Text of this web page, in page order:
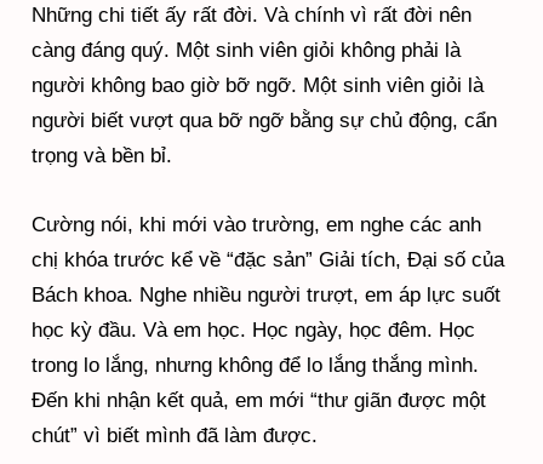
Những chi tiết ấy rất đời. Và chính vì rất đời nên
càng đáng quý. Một sinh viên giỏi không phải là
người không bao giờ bỡ ngỡ. Một sinh viên giỏi là
người biết vượt qua bỡ ngỡ bằng sự chủ động, cẩn
trọng và bền bỉ.
Cường nói, khi mới vào trường, em nghe các anh
chị khóa trước kể về “đặc sản” Giải tích, Đại số của
Bách khoa. Nghe nhiều người trượt, em áp lực suốt
học kỳ đầu. Và em học. Học ngày, học đêm. Học
trong lo lắng, nhưng không để lo lắng thắng mình.
Đến khi nhận kết quả, em mới “thư giãn được một
chút” vì biết mình đã làm được.